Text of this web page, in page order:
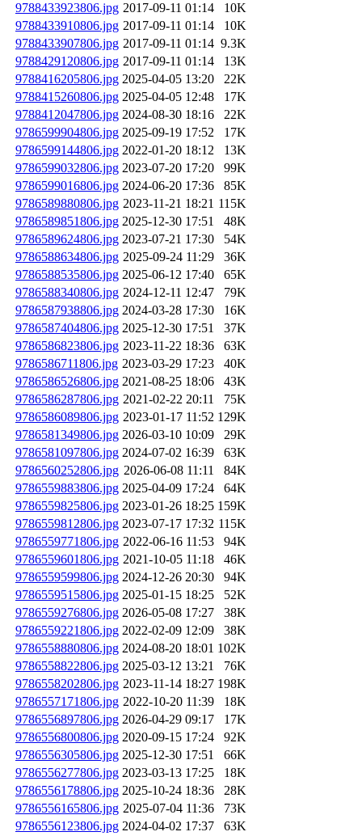
9788433923806.jpg 2017-09-11 01:14
10K
9788433910806.jpg 2017-09-11 01:14
10K
9788433907806.jpg 2017-09-11 01:14 9.3K
9788429120806.jpg 2017-09-11 01:14
13K
9788416205806.jpg 2025-04-05 13:20
22K
9788415260806.jpg 2025-04-05 12:48
17K
9788412047806.jpg 2024-08-30 18:16
22K
9786599904806.jpg 2025-09-19 17:52
17K
9786599144806.jpg 2022-01-20 18:12
13K
9786599032806.jpg 2023-07-20 17:20
99K
9786599016806.jpg 2024-06-20 17:36
85K
9786589880806.jpg 2023-11-21 18:21 115K
9786589851806.jpg 2025-12-30 17:51
48K
9786589624806.jpg 2023-07-21 17:30
54K
9786588634806.jpg 2025-09-24 11:29
36K
9786588535806.jpg 2025-06-12 17:40
65K
9786588340806.jpg 2024-12-11 12:47
79K
9786587938806.jpg 2024-03-28 17:30
16K
9786587404806.jpg 2025-12-30 17:51
37K
9786586823806.jpg 2023-11-22 18:36
63K
9786586711806.jpg 2023-03-29 17:23
40K
9786586526806.jpg 2021-08-25 18:06
43K
9786586287806.jpg 2021-02-22 20:11
75K
9786586089806.jpg 2023-01-17 11:52 129K
9786581349806.jpg 2026-03-10 10:09
29K
9786581097806.jpg 2024-07-02 16:39
63K
9786560252806.jpg 2026-06-08 11:11
84K
9786559883806.jpg 2025-04-09 17:24
64K
9786559825806.jpg 2023-01-26 18:25 159K
9786559812806.jpg 2023-07-17 17:32 115K
9786559771806.jpg 2022-06-16 11:53
94K
9786559601806.jpg 2021-10-05 11:18
46K
9786559599806.jpg 2024-12-26 20:30
94K
9786559515806.jpg 2025-01-15 18:25
52K
9786559276806.jpg 2026-05-08 17:27
38K
9786559221806.jpg 2022-02-09 12:09
38K
9786558880806.jpg 2024-08-20 18:01 102K
9786558822806.jpg 2025-03-12 13:21
76K
9786558202806.jpg 2023-11-14 18:27 198K
9786557171806.jpg 2022-10-20 11:39
18K
9786556897806.jpg 2026-04-29 09:17
17K
9786556800806.jpg 2020-09-15 17:24
92K
9786556305806.jpg 2025-12-30 17:51
66K
9786556277806.jpg 2023-03-13 17:25
18K
9786556178806.jpg 2025-10-24 18:36
28K
9786556165806.jpg 2025-07-04 11:36
73K
9786556123806.jpg 2024-04-02 17:37
63K